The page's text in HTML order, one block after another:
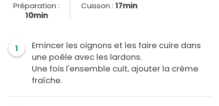
Préparation :
10min
Cuisson :17min
1
Emincer les oignons et les faire cuire dans
une poêle avec les lardons.
Une fois l'ensemble cuit, ajouter la crème
fraîche.